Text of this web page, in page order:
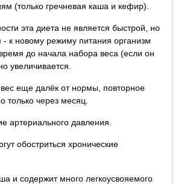
(только гречневая каша и кефир).
эта диета не является быстрой, но
к новому режиму питания организм
до начала набора веса (если он
увеличивается.
еще далёк от нормы, повторное
только через месяц.
артериального давления.
обостриться хронические
и содержит много легкоусвояемого